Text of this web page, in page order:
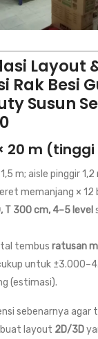
Layout
Rak Besi
Susun
20 m
m; aisle pinggir 1,2
memanjang × 12
T 300 cm, 4–5 level
tembus ratusan
untuk
(estimasi).
sebenarnya agar
layout 2D/3D